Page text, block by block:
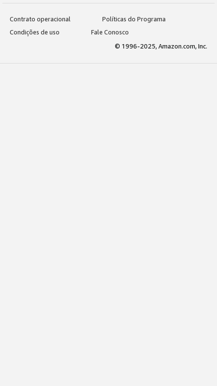
Contrato operacional
Políticas do Programa
Condições de uso
Fale Conosco
© 1996-2025, Amazon.com, Inc.